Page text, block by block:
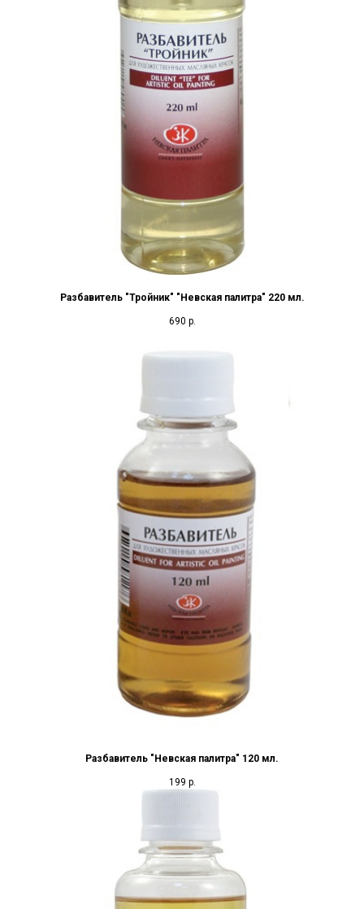
Разбавитель "Тройник" "Невская палитра" 220 мл.
690 р.
Разбавитель "Невская палитра" 120 мл.
199 р.